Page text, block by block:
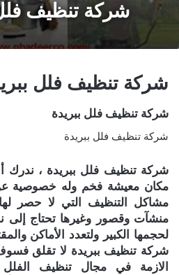
شركة تنظيف
شركة تنظيف فلل
شركة تنظيف فلل ببريدة
شركة تنظيف فلل ببريدة
شركة تنظيف فلل ببريدة ، ندرك
مكان معيشة فخم وله خصوصية
مشاكل التنظيف التي لا حصر
منشآت وقصور وغيرها تحتاج إلى
لحجمها الكبير ولتعدد الأماكن
شركة تنظيف ببريدة لا تقلق
الازمة في مجال تنظيف